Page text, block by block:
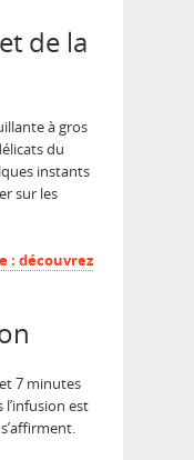
de la
à gros
du
instants
sur les
: découvrez
7 minutes
l’infusion est